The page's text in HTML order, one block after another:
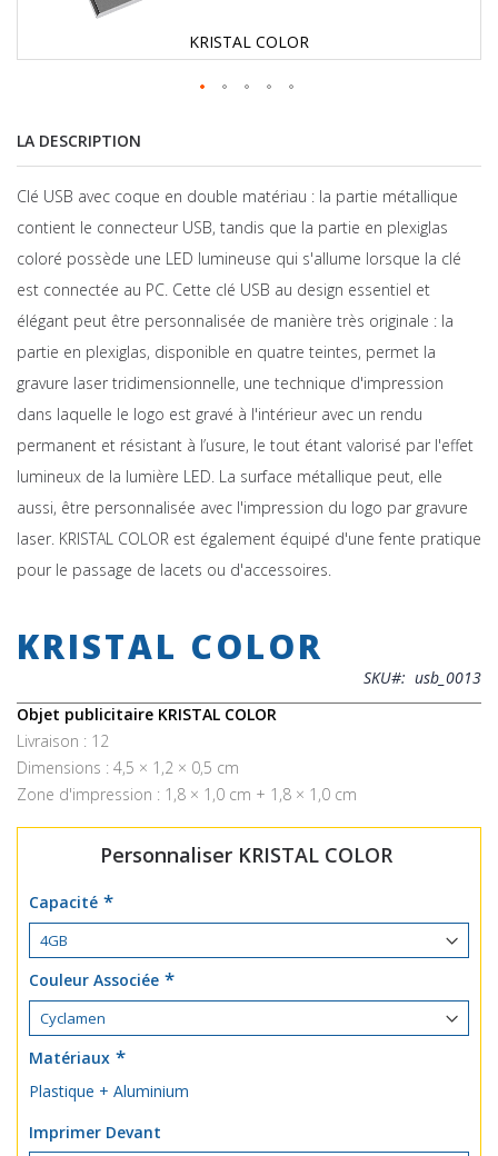
KRISTAL COLOR
LA DESCRIPTION
Clé USB avec coque en double matériau : la partie métallique
contient le connecteur USB, tandis que la partie en plexiglas
coloré possède une LED lumineuse qui s'allume lorsque la clé
est connectée au PC. Cette clé USB au design essentiel et
élégant peut être personnalisée de manière très originale : la
partie en plexiglas, disponible en quatre teintes, permet la
gravure laser tridimensionnelle, une technique d'impression
dans laquelle le logo est gravé à l'intérieur avec un rendu
permanent et résistant à l’usure, le tout étant valorisé par l'effet
lumineux de la lumière LED. La surface métallique peut, elle
aussi, être personnalisée avec l'impression du logo par gravure
laser. KRISTAL COLOR est également équipé d'une fente pratique
pour le passage de lacets ou d'accessoires.
the
beginning
the
images
gallery
KRISTAL COLOR
SKU
usb_0013
Objet publicitaire KRISTAL COLOR
Livraison : 12
Dimensions : 4,5 × 1,2 × 0,5 cm
Zone d'impression : 1,8 × 1,0 cm + 1,8 × 1,0 cm
Personnaliser KRISTAL COLOR
Capacité
Couleur Associée
Matériaux
Plastique + Aluminium
Imprimer Devant